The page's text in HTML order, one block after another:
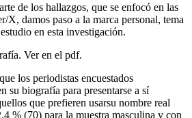
de los hallazgos, que se enfocó en las
X, damos paso a la marca personal, tema
en esta investigación.
Ver en el pdf.
los periodistas encuestados
su biografía para presentarse a sí
que prefieren usarsu nombre real
% (70) para la muestra masculina y con